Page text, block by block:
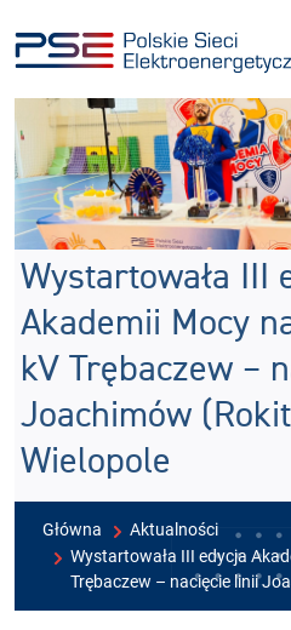
do
menu
do
treści
Wystartowała III
Akademii Mocy
kV Trębaczew –
Joachimów
Wielopole
Główna
Aktualności
Wystartowała III edycja
Trębaczew – nacięcie linii